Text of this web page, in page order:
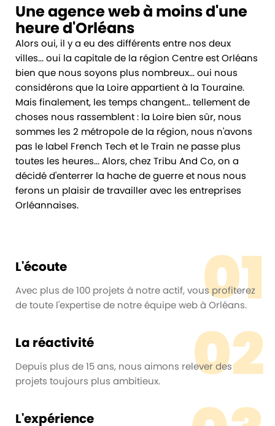
Une agence web à moins d'une
heure d'Orléans
Alors oui, il y a eu des différents entre nos deux
villes... oui la capitale de la région Centre est Orléans
bien que nous soyons plus nombreux... oui nous
considérons que la Loire appartient à la Touraine.
Mais finalement, les temps changent... tellement de
choses nous rassemblent : la Loire bien sûr, nous
sommes les 2 métropole de la région, nous n'avons
pas le label French Tech et le Train ne passe plus
toutes les heures... Alors, chez Tribu And Co, on a
décidé d'enterrer la hache de guerre et nous nous
ferons un plaisir de travailler avec les entreprises
Orléannaises.
01
L'écoute
Avec plus de 100 projets à notre actif, vous profiterez
de toute l'expertise de notre équipe web à Orléans.
02
La réactivité
Depuis plus de 15 ans, nous aimons relever des
projets toujours plus ambitieux.
L'expérience